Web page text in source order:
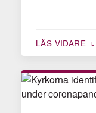
LÄS VIDARE